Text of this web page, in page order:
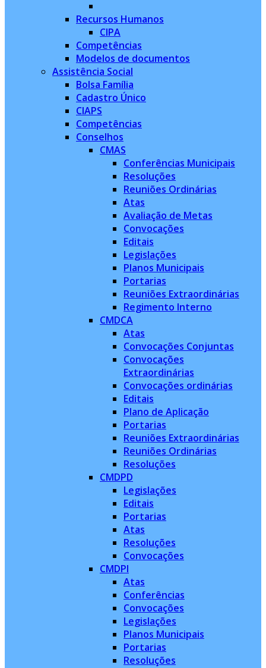
Recursos Humanos
CIPA
Competências
Modelos de documentos
Assistência Social
Bolsa Família
Cadastro Único
CIAPS
Competências
Conselhos
CMAS
Conferências Municipais
Resoluções
Reuniões Ordinárias
Atas
Avaliação de Metas
Convocações
Editais
Legislações
Planos Municipais
Portarias
Reuniões Extraordinárias
Regimento Interno
CMDCA
Atas
Convocações Conjuntas
Convocações
Extraordinárias
Convocações ordinárias
Editais
Plano de Aplicação
Portarias
Reuniões Extraordinárias
Reuniões Ordinárias
Resoluções
CMDPD
Legislações
Editais
Portarias
Atas
Resoluções
Convocações
CMDPI
Atas
Conferências
Convocações
Legislações
Planos Municipais
Portarias
Resoluções